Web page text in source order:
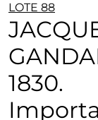
LOTE 88
1830.